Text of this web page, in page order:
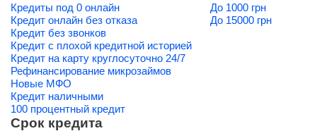
Кредиты под 0 онлайн
Кредит онлайн без отказа
Кредит без звонков
Кредит с плохой кредитной историей
Кредит на карту круглосуточно 24/7
Рефинансирование микрозаймов
Новые МФО
Кредит наличными
100 процентный кредит
До 1000 грн
До 15000 грн
Срок кредита